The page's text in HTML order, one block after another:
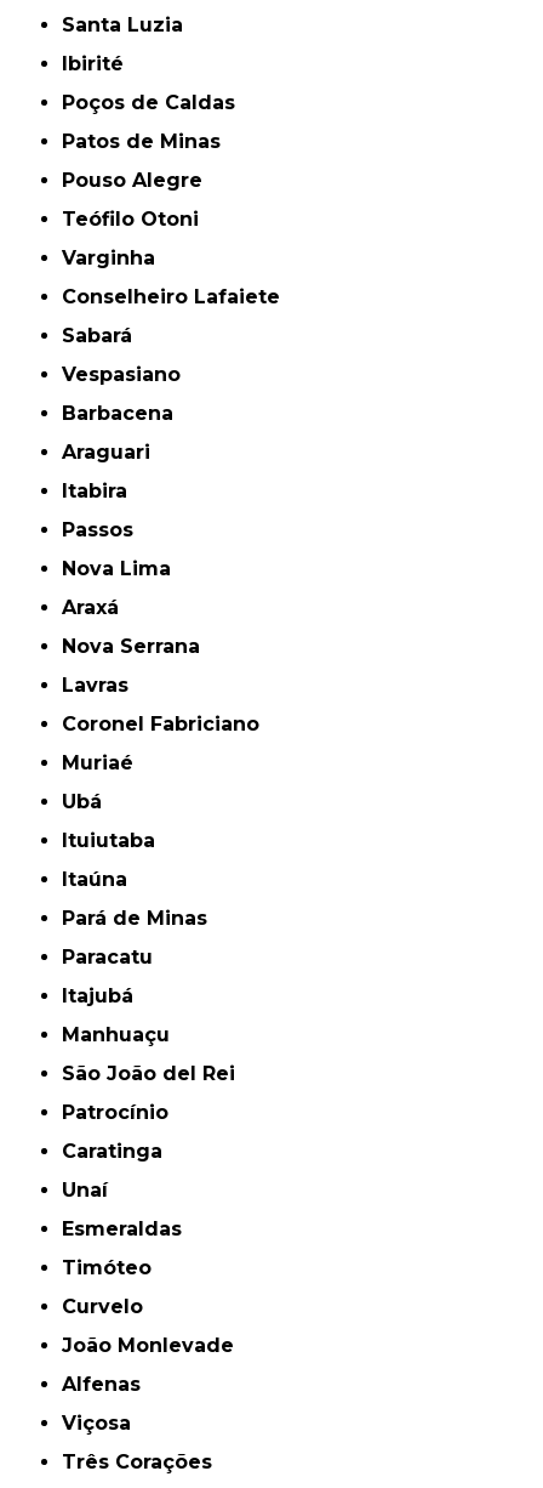
Santa Luzia
Ibirité
Poços de Caldas
Patos de Minas
Pouso Alegre
Teófilo Otoni
Varginha
Conselheiro Lafaiete
Sabará
Vespasiano
Barbacena
Araguari
Itabira
Passos
Nova Lima
Araxá
Nova Serrana
Lavras
Coronel Fabriciano
Muriaé
Ubá
Ituiutaba
Itaúna
Pará de Minas
Paracatu
Itajubá
Manhuaçu
São João del Rei
Patrocínio
Caratinga
Unaí
Esmeraldas
Timóteo
Curvelo
João Monlevade
Alfenas
Viçosa
Três Corações